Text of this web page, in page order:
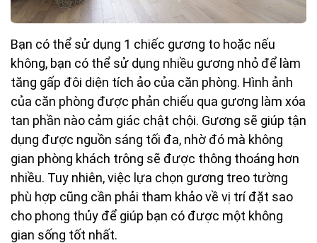
Bạn có thể sử dụng 1 chiếc gương to hoặc nếu
không, bạn có thể sử dụng nhiều gương nhỏ để làm
tăng gấp đôi diện tích ảo của căn phòng. Hình ảnh
của căn phòng được phản chiếu qua gương làm xóa
tan phần nào cảm giác chật chội. Gương sẽ giúp tận
dụng được nguồn sáng tối đa, nhờ đó mà không
gian phòng khách trông sẽ được thông thoáng hơn
nhiều. Tuy nhiên, việc lựa chọn gương treo tường
phù hợp cũng cần phải tham khảo về vị trí đặt sao
cho phong thủy để giúp bạn có được một không
gian sống tốt nhất.